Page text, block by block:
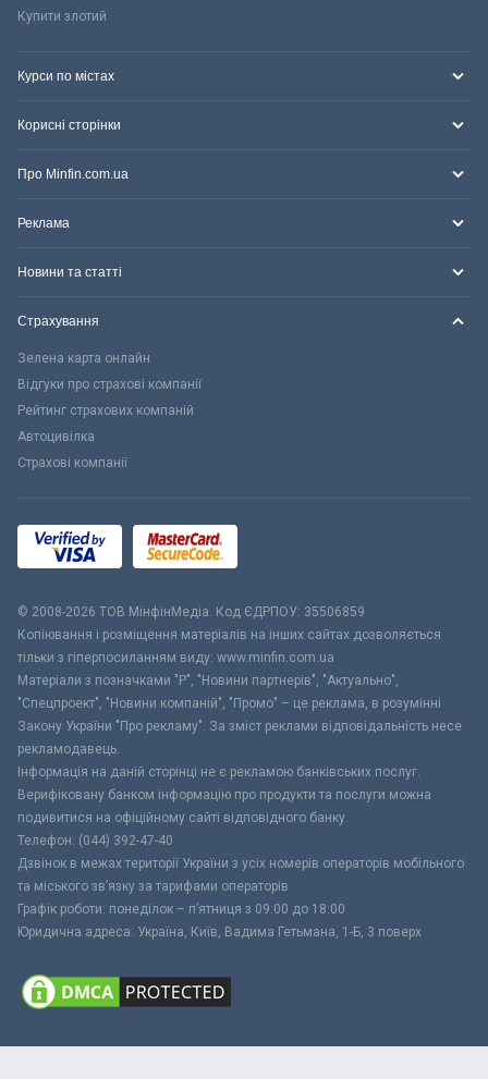
Купити злотий
Курси по містах
Корисні сторінки
Про Minfin.com.ua
Реклама
Новини та статті
Страхування
Зелена карта онлайн
Відгуки про страхові компанії
Рейтинг страхових компаній
Автоцивілка
Страхові компанії
© 2008-2026 ТОВ МiнфiнМедiа. Код ЄДРПОУ: 35506859
Копіювання і розміщення матеріалів на інших сайтах дозволяється
тільки з гіперпосиланням виду: www.minfin.com.ua
Матеріали з позначками "Р", "Новини партнерів", "Актуально",
"Спецпроект", "Новини компаній", "Промо" – це реклама, в розумінні
Закону України "Про рекламу". За зміст реклами відповідальність несе
рекламодавець.
Інформація на даній сторінці не є рекламою банківських послуг.
Верифіковану банком інформацію про продукти та послуги можна
подивитися на офіційному сайті відповідного банку.
Телефон: (044) 392-47-40
Дзвінок в межах території України з усіх номерів операторів мобільного
та міського зв’язку за тарифами операторів
Графік роботи: понеділок – п’ятниця з 09:00 до 18:00
Юридична адреса: Україна, Київ, Вадима Гетьмана, 1-Б, 3 поверх